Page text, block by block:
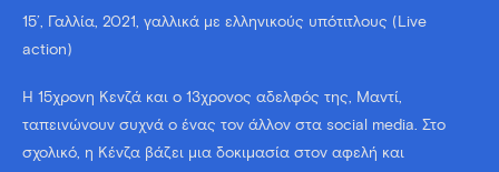
15’, Γαλλία, 2021, γαλλικά με ελληνικούς υπότιτλους (Live
action)
Η 15χρονη Κενζά και ο 13χρονος αδελφός της, Μαντί,
ταπεινώνουν συχνά ο ένας τον άλλον στα social media. Στο
σχολικό, η Κένζα βάζει μια δοκιμασία στον αφελή και